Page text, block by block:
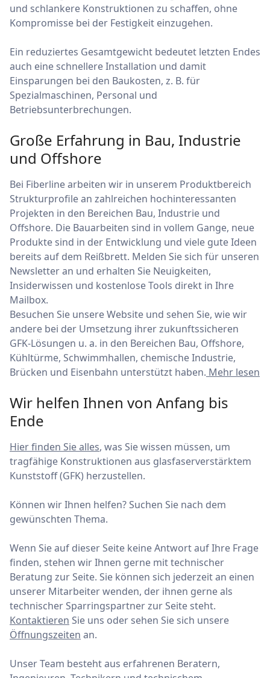
und schlankere Konstruktionen zu schaffen, ohne
Kompromisse bei der Festigkeit einzugehen.
Ein reduziertes Gesamtgewicht bedeutet letzten Endes
auch eine schnellere Installation und damit
Einsparungen bei den Baukosten, z. B. für
Spezialmaschinen, Personal und
Betriebsunterbrechungen.
Große Erfahrung in Bau, Industrie
und Offshore
Bei Fiberline arbeiten wir in unserem Produktbereich
Strukturprofile an zahlreichen hochinteressanten
Projekten in den Bereichen Bau, Industrie und
Offshore. Die Bauarbeiten sind in vollem Gange, neue
Produkte sind in der Entwicklung und viele gute Ideen
bereits auf dem Reißbrett. Melden Sie sich für unseren
Newsletter an und erhalten Sie Neuigkeiten,
Insiderwissen und kostenlose Tools direkt in Ihre
Mailbox.
Besuchen Sie unsere Website und sehen Sie, wie wir
andere bei der Umsetzung ihrer zukunftssicheren
GFK-Lösungen u. a. in den Bereichen Bau, Offshore,
Kühltürme, Schwimmhallen, chemische Industrie,
Brücken und Eisenbahn unterstützt haben. Mehr lesen
Wir helfen Ihnen von Anfang bis
Ende
Hier finden Sie alles, was Sie wissen müssen, um
tragfähige Konstruktionen aus glasfaserverstärktem
Kunststoff (GFK) herzustellen.
Können wir Ihnen helfen? Suchen Sie nach dem
gewünschten Thema.
Wenn Sie auf dieser Seite keine Antwort auf Ihre Frage
finden, stehen wir Ihnen gerne mit technischer
Beratung zur Seite. Sie können sich jederzeit an einen
unserer Mitarbeiter wenden, der ihnen gerne als
technischer Sparringspartner zur Seite steht.
Kontaktieren Sie uns oder sehen Sie sich unsere
Öffnungszeiten an.
Unser Team besteht aus erfahrenen Beratern,